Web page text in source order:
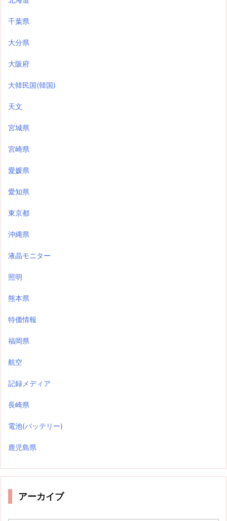
千葉県
大分県
大阪府
大韓民国(韓国)
天文
宮城県
宮崎県
愛媛県
愛知県
東京都
沖縄県
液晶モニター
照明
熊本県
特価情報
福岡県
航空
記録メディア
長崎県
電池(バッテリー)
鹿児島県
アーカイブ